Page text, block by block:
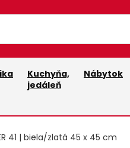
Kuchyňa,
jedáleň
Nábytok
41 | biela/zlatá 45 x 45 cm